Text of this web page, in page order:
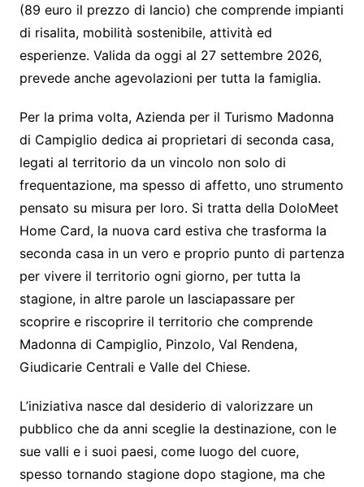
(89 euro il prezzo di lancio) che comprende impianti
di risalita, mobilità sostenibile, attività ed
esperienze. Valida da oggi al 27 settembre 2026,
prevede anche agevolazioni per tutta la famiglia.
Per la prima volta, Azienda per il Turismo Madonna
di Campiglio dedica ai proprietari di seconda casa,
legati al territorio da un vincolo non solo di
frequentazione, ma spesso di affetto, uno strumento
pensato su misura per loro. Si tratta della DoloMeet
Home Card, la nuova card estiva che trasforma la
seconda casa in un vero e proprio punto di partenza
per vivere il territorio ogni giorno, per tutta la
stagione, in altre parole un lasciapassare per
scoprire e riscoprire il territorio che comprende
Madonna di Campiglio, Pinzolo, Val Rendena,
Giudicarie Centrali e Valle del Chiese.
L’iniziativa nasce dal desiderio di valorizzare un
pubblico che da anni sceglie la destinazione, con le
sue valli e i suoi paesi, come luogo del cuore,
spesso tornando stagione dopo stagione, ma che